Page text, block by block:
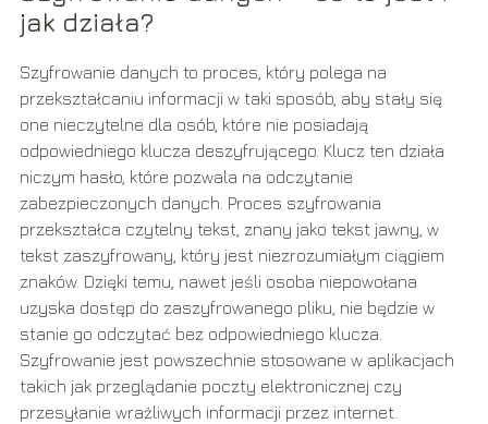
jak działa?
Szyfrowanie danych to proces, który polega na
przekształcaniu informacji w taki sposób, aby stały się
one nieczytelne dla osób, które nie posiadają
odpowiedniego klucza deszyfrującego. Klucz ten działa
niczym hasło, które pozwala na odczytanie
zabezpieczonych danych. Proces szyfrowania
przekształca czytelny tekst, znany jako tekst jawny, w
tekst zaszyfrowany, który jest niezrozumiałym ciągiem
znaków. Dzięki temu, nawet jeśli osoba niepowołana
uzyska dostęp do zaszyfrowanego pliku, nie będzie w
stanie go odczytać bez odpowiedniego klucza.
Szyfrowanie jest powszechnie stosowane w aplikacjach
takich jak przeglądanie poczty elektronicznej czy
przesyłanie wrażliwych informacji przez internet.